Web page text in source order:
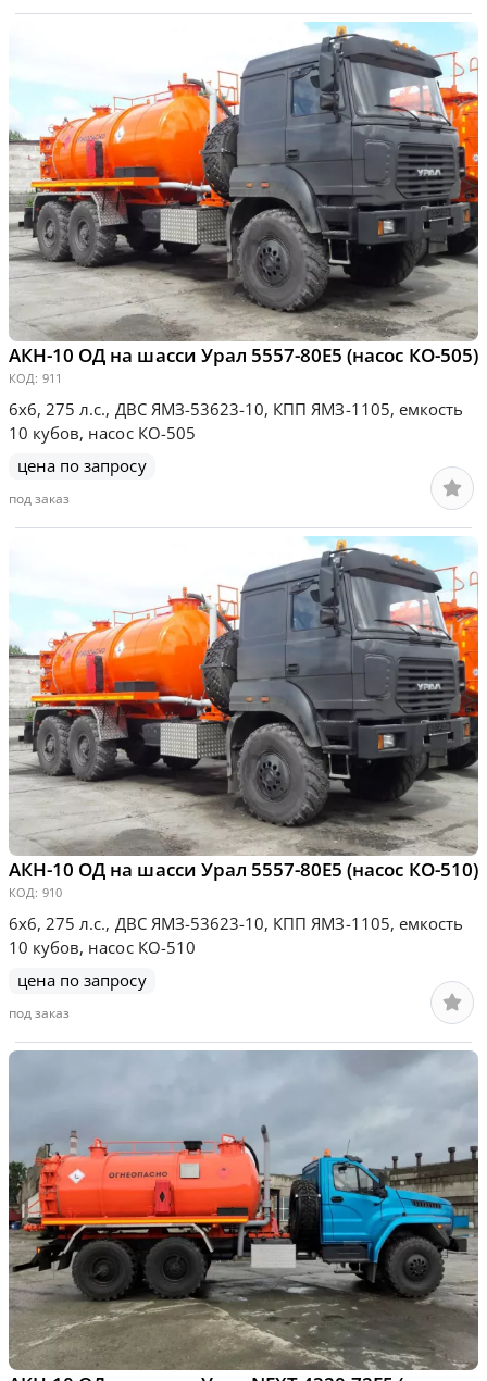
АКН-10 ОД на шасси Урал 5557-80Е5 (насос КО-505)
КОД: 911
6х6, 275 л.с., ДВС ЯМЗ-53623-10, КПП ЯМЗ-1105, емкость
10 кубов, насос КО-505
цена по запросу
под заказ
АКН-10 ОД на шасси Урал 5557-80Е5 (насос КО-510)
КОД: 910
6х6, 275 л.с., ДВС ЯМЗ-53623-10, КПП ЯМЗ-1105, емкость
10 кубов, насос КО-510
цена по запросу
под заказ